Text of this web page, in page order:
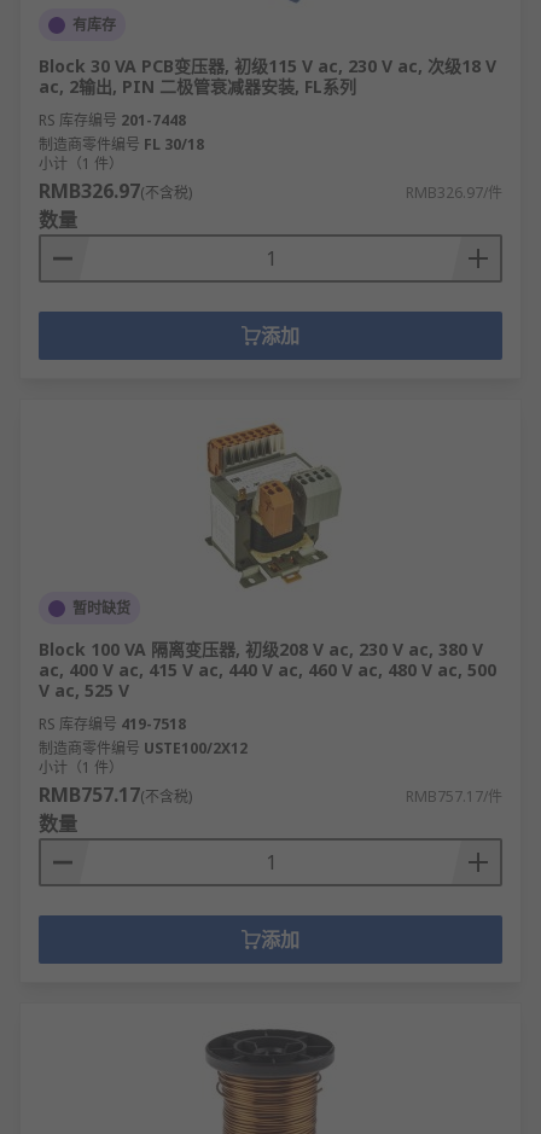
有库存
Block 30 VA PCB变压器, 初级115 V ac, 230 V ac, 次级18 V
ac, 2输出, PIN 二极管衰减器安装, FL系列
RS 库存编号 201-7448
制造商零件编号 FL 30/18
小计（1 件）
RMB326.97(不含税) RMB326.97/件
数量
添加
暂时缺货
Block 100 VA 隔离变压器, 初级208 V ac, 230 V ac, 380 V
ac, 400 V ac, 415 V ac, 440 V ac, 460 V ac, 480 V ac, 500
V ac, 525 V
RS 库存编号 419-7518
制造商零件编号 USTE100/2X12
小计（1 件）
RMB757.17(不含税) RMB757.17/件
数量
添加